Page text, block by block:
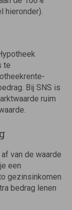
hieronder).
te
Bij SNS is
ruim
van de waarde
een
gezinsinkomen
bedrag lenen